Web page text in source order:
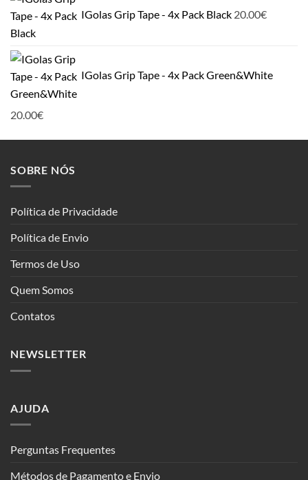
IGolas Grip Tape - 4x Pack Black 20.00€
IGolas Grip Tape - 4x Pack Green&White
20.00€
SOBRE NÓS
Política de Privacidade
Política de Envio
Termos de Uso
Quem Somos
Contatos
NEWSLETTER
AJUDA
Perguntas Frequentes
Métodos de Pagamento e Envio